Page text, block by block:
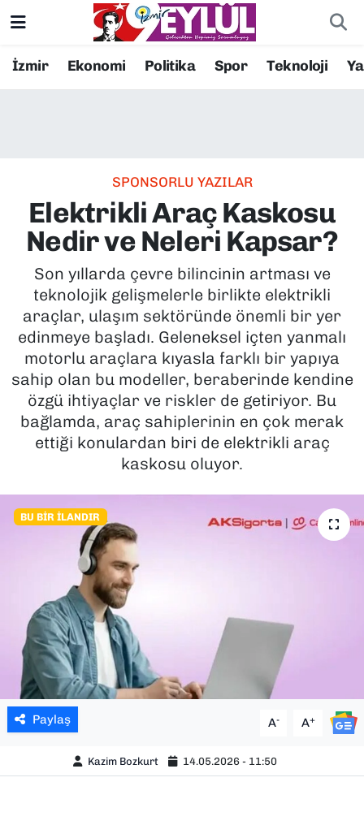
İzmir Ekonomi Politika Spor Teknoloji
SPONSORLU YAZILAR
Elektrikli Araç Kaskosu
Nedir ve Neleri Kapsar?
Son yıllarda çevre bilincinin artması ve
teknolojik gelişmelerle birlikte elektrikli
araçlar, ulaşım sektöründe önemli bir yer
edinmeye başladı. Geleneksel içten yanmalı
motorlu araçlara kıyasla farklı bir yapıya
sahip olan bu modeller, beraberinde kendine
özgü ihtiyaçlar ve riskler de getiriyor. Bu
bağlamda, araç sahiplerinin en çok merak
ettiği konulardan biri de elektrikli araç
kaskosu oluyor.
BU BIR İLANDIR
Paylaş A- A+
Kazim Bozkurt 14.05.2026 - 11:50
Resmi İlanlar
EKONOMİ
KÜLTÜR SANAT
MAGAZİN
POLİTİKA
SAĞLIK
SPOR
YAŞAM
YEREL YÖNETİMLER
Konak Nöbetçi Eczaneler
Süper Lig Puan Durumu ve Fikstür
Tüm Manşetler
Son Dakika Haberleri
Haber Arşivi